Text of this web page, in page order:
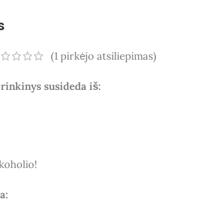
(1 pirkėjo atsiliepimas)
susideda iš: